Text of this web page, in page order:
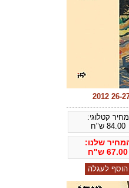
מחיר קטלוגי:
84.00 ש"ח
שלנו:
67.00 ש"ח